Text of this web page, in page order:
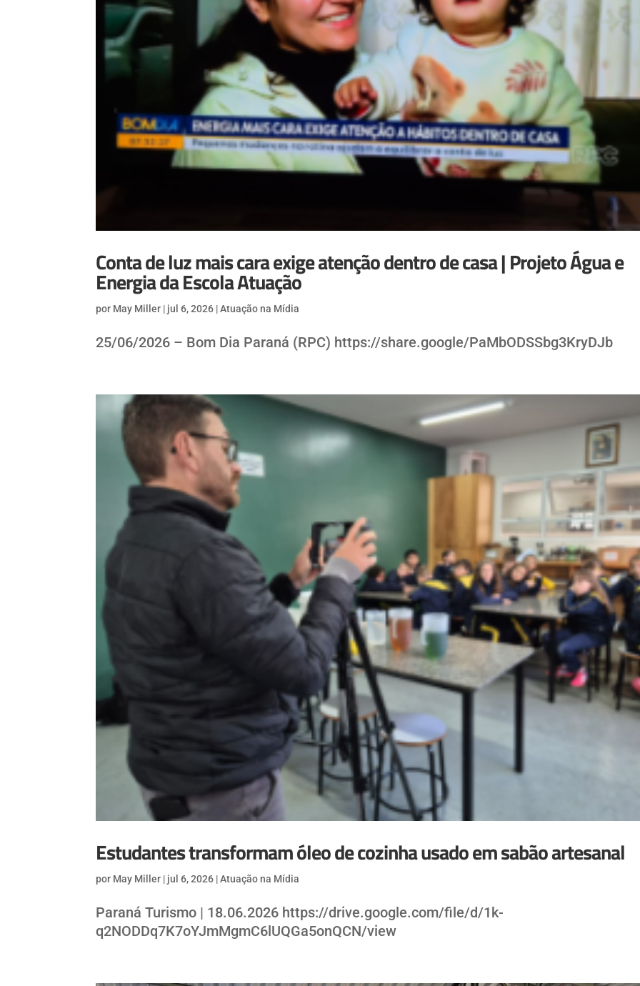
Conta de luz mais cara exige atenção dentro de casa | Projeto Água e
Energia da Escola Atuação
por May Miller | jul 6, 2026 |Atuação na Mídia
25/06/2026 – Bom Dia Paraná (RPC) https://share.google/PaMbODSSbg3KryDJb
Estudantes transformam óleo de cozinha usado em sabão artesanal
por May Miller | jul 6, 2026 |Atuação na Mídia
Paraná Turismo | 18.06.2026 https://drive.google.com/file/d/1k-
q2NODDq7K7oYJmMgmC6lUQGa5onQCN/view